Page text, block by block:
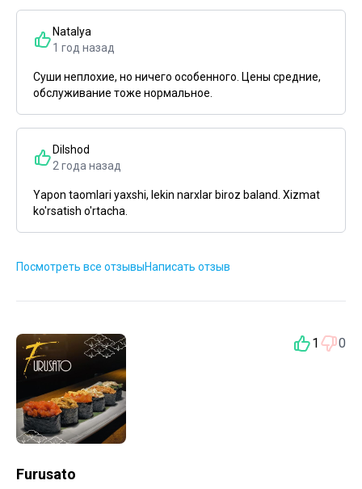
Natalya
1 год назад
Суши неплохие, но ничего особенного. Цены средние,
обслуживание тоже нормальное.
Dilshod
2 года назад
Yapon taomlari yaxshi, lekin narxlar biroz baland. Xizmat
ko'rsatish o'rtacha.
Посмотреть все отзывыНаписать отзыв
1 0
Furusato